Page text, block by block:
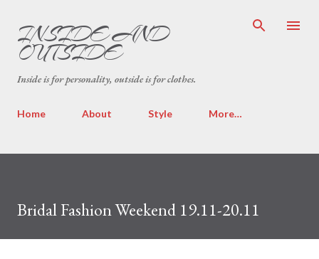
INSIDE AND
OUTSIDE
Inside is for personality, outside is for clothes.
Home About Style More…
Bridal Fashion Weekend 19.11-20.11